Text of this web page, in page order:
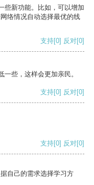
些新功能。比如，可以增加
络情况自动选择最优的线
支持[0] 反对[0]
些，这样会更加亲民。
支持[0] 反对[0]
支持[0] 反对[0]
自己的需求选择学习方